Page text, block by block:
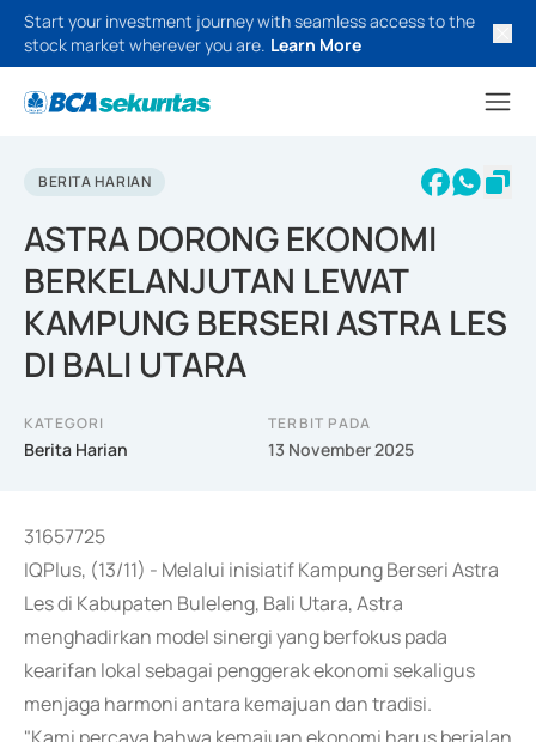
Start your investment journey with seamless access to the
stock market wherever you are. Learn More
BERITA HARIAN
ASTRA DORONG EKONOMI
BERKELANJUTAN LEWAT
KAMPUNG BERSERI ASTRA LES
DI BALI UTARA
KATEGORI
Berita Harian
TERBIT PADA
13 November 2025
31657725
IQPlus, (13/11) - Melalui inisiatif Kampung Berseri Astra
Les di Kabupaten Buleleng, Bali Utara, Astra
menghadirkan model sinergi yang berfokus pada
kearifan lokal sebagai penggerak ekonomi sekaligus
menjaga harmoni antara kemajuan dan tradisi.